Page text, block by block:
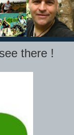
there !